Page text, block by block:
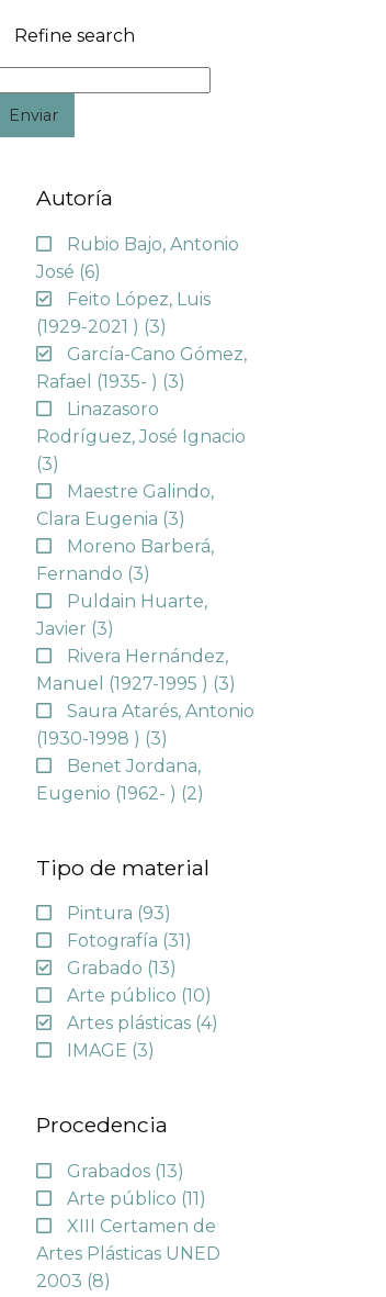
Refine search
Enviar
Autoría
Rubio Bajo, Antonio
José (6)
Feito López, Luis
(1929-2021 ) (3)
García-Cano Gómez,
Rafael (1935- ) (3)
Linazasoro
Rodríguez, José Ignacio
(3)
Maestre Galindo,
Clara Eugenia (3)
Moreno Barberá,
Fernando (3)
Puldain Huarte,
Javier (3)
Rivera Hernández,
Manuel (1927-1995 ) (3)
Saura Atarés, Antonio
(1930-1998 ) (3)
Benet Jordana,
Eugenio (1962- ) (2)
Tipo de material
Pintura (93)
Fotografía (31)
Grabado (13)
Arte público (10)
Artes plásticas (4)
IMAGE (3)
Procedencia
Grabados (13)
Arte público (11)
XIII Certamen de
Artes Plásticas UNED
2003 (8)